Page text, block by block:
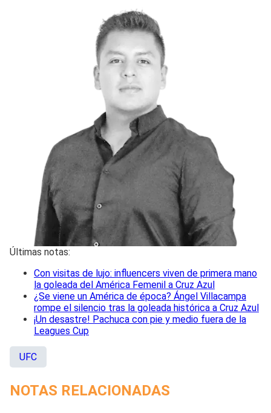
Últimas notas:
Con visitas de lujo: influencers viven de primera mano
la goleada del América Femenil a Cruz Azul
¿Se viene un América de época? Ángel Villacampa
rompe el silencio tras la goleada histórica a Cruz Azul
¡Un desastre! Pachuca con pie y medio fuera de la
Leagues Cup
UFC
NOTAS RELACIONADAS